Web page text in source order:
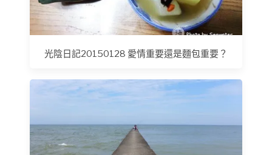
光陰日記20150128 愛情重要還是麵包重要？